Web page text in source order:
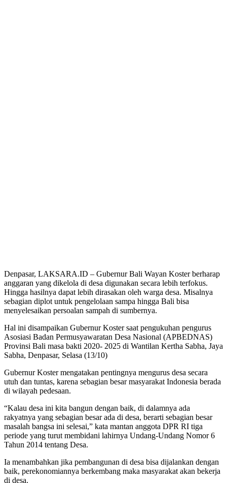
Denpasar, LAKSARA.ID – Gubernur Bali Wayan Koster berharap
anggaran yang dikelola di desa digunakan secara lebih terfokus.
Hingga hasilnya dapat lebih dirasakan oleh warga desa. Misalnya
sebagian diplot untuk pengelolaan sampa hingga Bali bisa
menyelesaikan persoalan sampah di sumbernya.
Hal ini disampaikan Gubernur Koster saat pengukuhan pengurus
Asosiasi Badan Permusyawaratan Desa Nasional (APBEDNAS)
Provinsi Bali masa bakti 2020- 2025 di Wantilan Kertha Sabha, Jaya
Sabha, Denpasar, Selasa (13/10)
Gubernur Koster mengatakan pentingnya mengurus desa secara
utuh dan tuntas, karena sebagian besar masyarakat Indonesia berada
di wilayah pedesaan.
“Kalau desa ini kita bangun dengan baik, di dalamnya ada
rakyatnya yang sebagian besar ada di desa, berarti sebagian besar
masalah bangsa ini selesai,” kata mantan anggota DPR RI tiga
periode yang turut membidani lahirnya Undang-Undang Nomor 6
Tahun 2014 tentang Desa.
Ia menambahkan jika pembangunan di desa bisa dijalankan dengan
baik, perekonomiannya berkembang maka masyarakat akan bekerja
di desa.